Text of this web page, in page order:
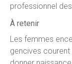
professionnel
À retenir
Les femmes
gencives courent